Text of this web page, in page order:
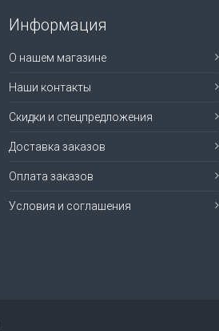
Информация
О нашем магазине
Наши контакты
Скидки и спецпредложения
Доставка заказов
Оплата заказов
Условия и соглашения